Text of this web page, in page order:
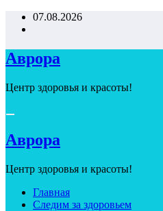
Перейти07.08.2026
Аврора
Центр здоровья и красоты!
Аврора
Центр здоровья и красоты!
Главная
Следим за здоровьем